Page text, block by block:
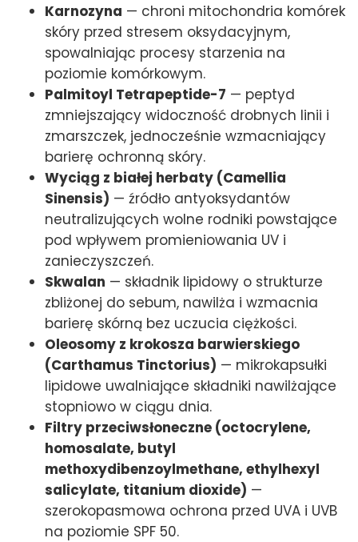
Karnozyna — chroni mitochondria komórek
skóry przed stresem oksydacyjnym,
spowalniając procesy starzenia na
poziomie komórkowym.
Palmitoyl Tetrapeptide-7 — peptyd
zmniejszający widoczność drobnych linii i
zmarszczek, jednocześnie wzmacniający
barierę ochronną skóry.
Wyciąg z białej herbaty (Camellia
Sinensis) — źródło antyoksydantów
neutralizujących wolne rodniki powstające
pod wpływem promieniowania UV i
zanieczyszczeń.
Skwalan — składnik lipidowy o strukturze
zbliżonej do sebum, nawilża i wzmacnia
barierę skórną bez uczucia ciężkości.
Oleosomy z krokosza barwierskiego
(Carthamus Tinctorius) — mikrokapsułki
lipidowe uwalniające składniki nawilżające
stopniowo w ciągu dnia.
Filtry przeciwsłoneczne (octocrylene,
homosalate, butyl
methoxydibenzoylmethane, ethylhexyl
salicylate, titanium dioxide) —
szerokopasmowa ochrona przed UVA i UVB
na poziomie SPF 50.